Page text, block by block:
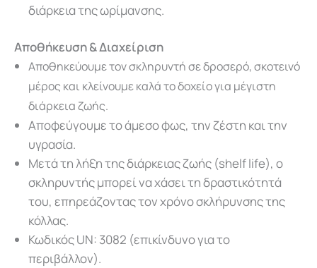
διάρκεια της ωρίμανσης.
Αποθήκευση & Διαχείριση
Αποθηκεύουμε τον σκληρυντή σε δροσερό, σκοτεινό
μέρος και κλείνουμε καλά το δοχείο για μέγιστη
διάρκεια ζωής.
Αποφεύγουμε το άμεσο φως, την ζέστη και την
υγρασία.
Μετά τη λήξη της διάρκειας ζωής (shelf life), ο
σκληρυντής μπορεί να χάσει τη δραστικότητά
του, επηρεάζοντας τον χρόνο σκλήρυνσης της
κόλλας.
Κωδικός UN: 3082 (επικίνδυνο για το
περιβάλλον).